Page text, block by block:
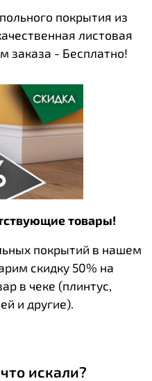
покрытия из
листовая
заказа - Бесплатно!
товары!
покрытий в нашем
скидку 50% на
в чеке (плинтус,
и другие).
искали?